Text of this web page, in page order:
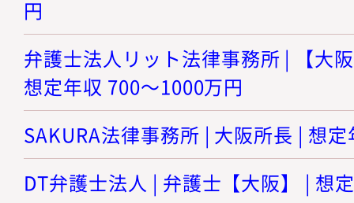
円
弁護士法人リット法律事務所 | 【大
想定年収 700～1000万円
SAKURA法律事務所 | 大阪所長 | 想
DT弁護士法人 | 弁護士【大阪】 | 想